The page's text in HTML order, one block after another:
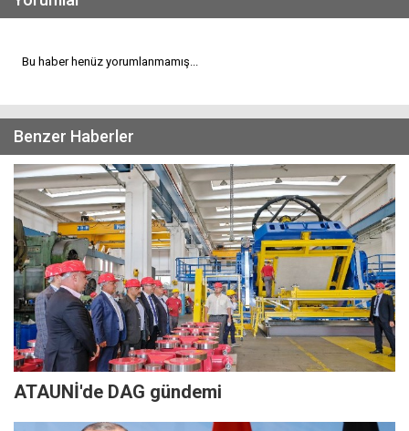
Bu haber henüz yorumlanmamış...
Benzer Haberler
ATAUNİ'de DAG gündemi